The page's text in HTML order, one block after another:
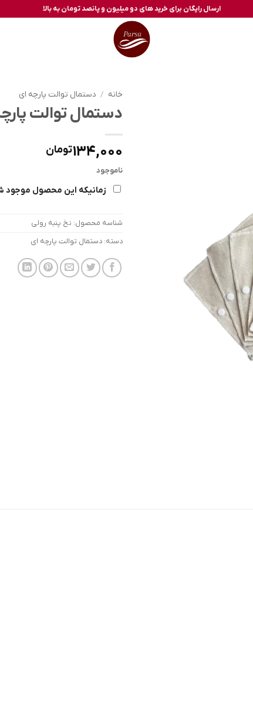
ارسال رایگان برای خرید های دو میلیون و پانصد تومان به بالا
خانه / دستمال توالت پارچه ای
دستمال توالت
134,000تومان
ناموجود
زمانیکه این محصول موجود
شناسه محصول: نخ پنبه رولی
دسته: دستمال توالت پارچه ای